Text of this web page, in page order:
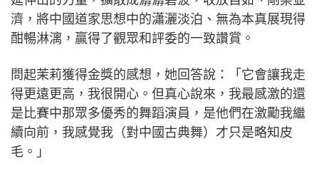
濟，將中國道家思想中的瀟灑淡泊、無為本真展現得
酣暢淋漓，贏得了觀眾和評委的一致讚賞。
問起茉莉獲得金獎的感想，她回答說：「它會讓我走
得更遠更高，我很開心。但真心說來，我最感激的還
是比賽中那眾多優秀的舞蹈演員，是他們在激勵我繼
續向前，我感覺我（對中國古典舞）才只是略知皮
毛。」